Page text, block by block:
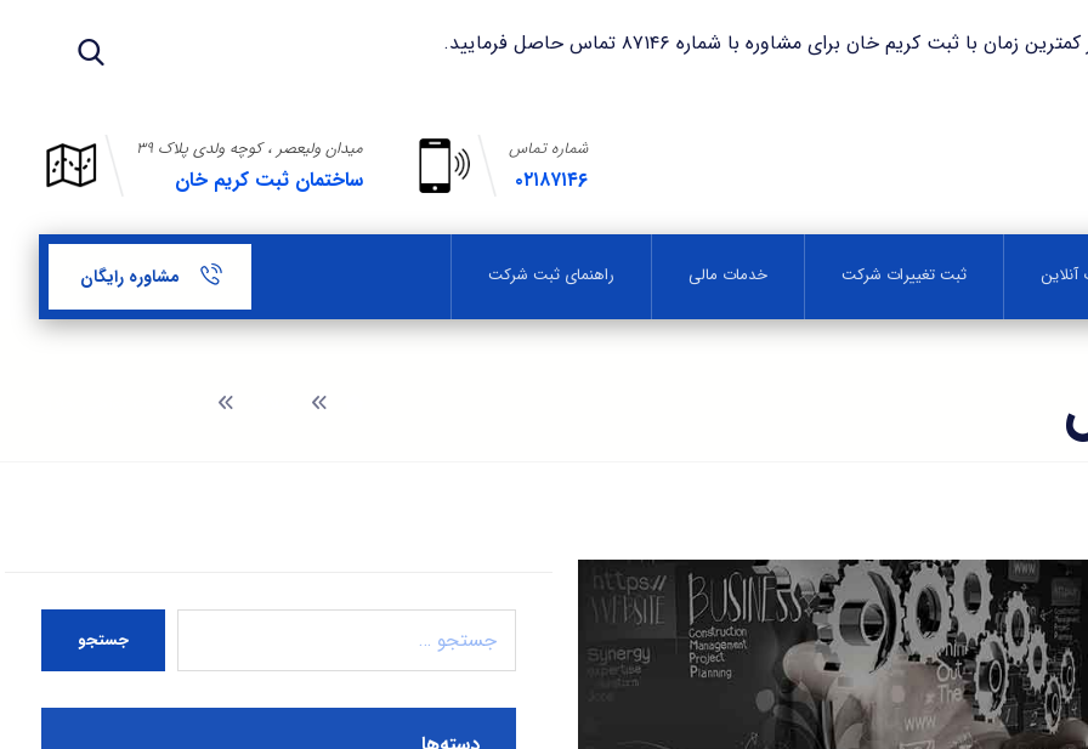
کریم خان برای مشاوره با شماره ۸۷۱۴۶ تماس حاصل فرمایید.
میدان ولیعصر ، کوچه ولدی پلاک ۳۹
ساختمان ثبت کریم خان
شماره تماس
۰۲۱۸۷۱۴۶
ثبت تغییرات شرکت خدمات مالی راهنمای ثبت شرکت مشاوره رایگان
جستجو